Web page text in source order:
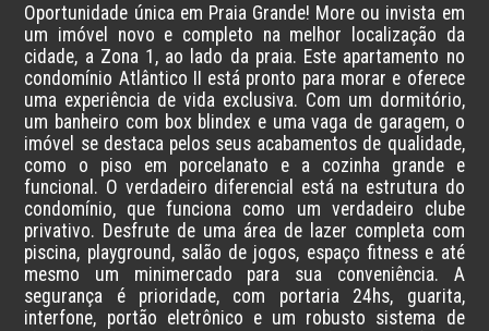
Oportunidade única em Praia Grande! More ou invista em
um imóvel novo e completo na melhor localização da
cidade, a Zona 1, ao lado da praia. Este apartamento no
condomínio Atlântico II está pronto para morar e oferece
uma experiência de vida exclusiva. Com um dormitório,
um banheiro com box blindex e uma vaga de garagem, o
imóvel se destaca pelos seus acabamentos de qualidade,
como o piso em porcelanato e a cozinha grande e
funcional. O verdadeiro diferencial está na estrutura do
condomínio, que funciona como um verdadeiro clube
privativo. Desfrute de uma área de lazer completa com
piscina, playground, salão de jogos, espaço fitness e até
mesmo um minimercado para sua conveniência. A
segurança é prioridade, com portaria 24hs, guarita,
interfone, portão eletrônico e um robusto sistema de